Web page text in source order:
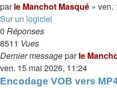
parle Manchot Masqué » ven.
Sur un logiciel
0 Réponses
8511 Vues
Dernier messageparle
ven. 15 mai 2026, 11:24
Encodage VOB vers